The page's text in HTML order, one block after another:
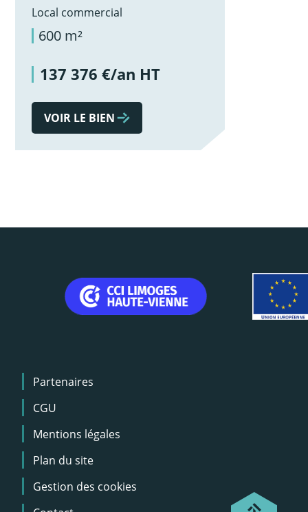
Local commercial
600 m²
137 376 €/an HT
VOIR LE BIEN
Menu
Pied
de
page
Partenaires
CGU
Mentions légales
Plan du site
Gestion des cookies